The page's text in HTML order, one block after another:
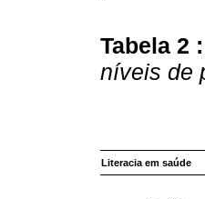
Tabela 2 :
níveis de
Literacia em saúde